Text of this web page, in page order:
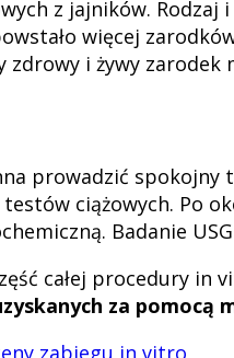
z jajników. Rodzaj
więcej
i żywy zarodek
prowadzić spokojny
ciążowych. Po
Badanie
całej procedury
za pomocą
zabiegu in vitro